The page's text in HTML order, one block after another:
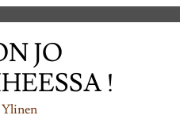
JO
!